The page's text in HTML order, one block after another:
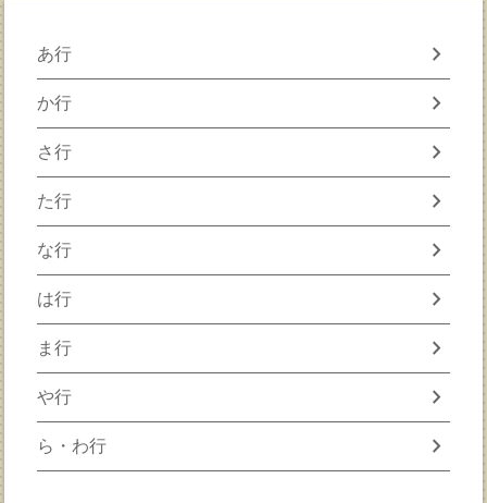
あ行 chevron_right
か行 chevron_right
さ行 chevron_right
た行 chevron_right
な行 chevron_right
は行 chevron_right
ま行 chevron_right
や行 chevron_right
ら・わ行 chevron_right